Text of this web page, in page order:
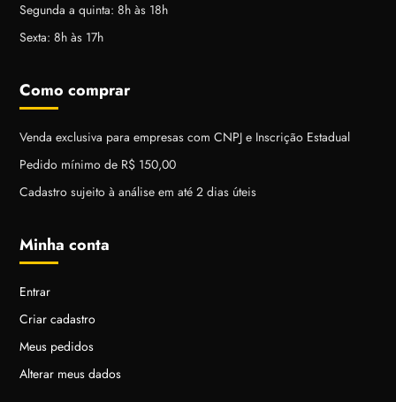
Segunda a quinta: 8h às 18h
Sexta: 8h às 17h
Como comprar
Venda exclusiva para empresas com CNPJ e Inscrição Estadual
Pedido mínimo de R$ 150,00
Cadastro sujeito à análise em até 2 dias úteis
Minha conta
Entrar
Criar cadastro
Meus pedidos
Alterar meus dados